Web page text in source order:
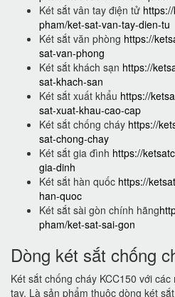
Két sắt vân tay điện tử
pham/ket-sat-van-tay-dien-tu
Két sắt văn phòng https://
sat-van-phong
Két sắt khách sạn https://
sat-khach-san
Két sắt xuất khẩu https://
sat-xuat-khau-cao-cap
Két sắt chống cháy https://
sat-chong-chay
Két sắt gia đình https://
gia-dinh
Két sắt hàn quốc https://
han-quoc
Két sắt sài gòn chính hãng
pham/ket-sat-sai-gon
Dòng két sắt chống
Két sắt chống cháy KCC150 với
tay. Là sản phẩm thuộc dòng két